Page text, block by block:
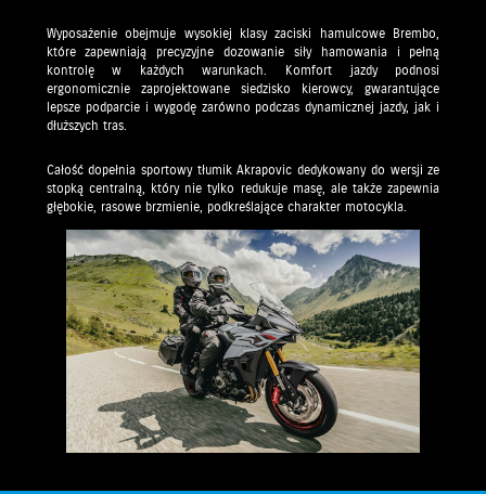
Wyposażenie obejmuje wysokiej klasy zaciski hamulcowe Brembo,
które zapewniają precyzyjne dozowanie siły hamowania i pełną
kontrolę w każdych warunkach. Komfort jazdy podnosi
ergonomicznie zaprojektowane siedzisko kierowcy, gwarantujące
lepsze podparcie i wygodę zarówno podczas dynamicznej jazdy, jak i
dłuższych tras.
Całość dopełnia sportowy tłumik Akrapovic dedykowany do wersji ze
stopką centralną, który nie tylko redukuje masę, ale także zapewnia
głębokie, rasowe brzmienie, podkreślające charakter motocykla.